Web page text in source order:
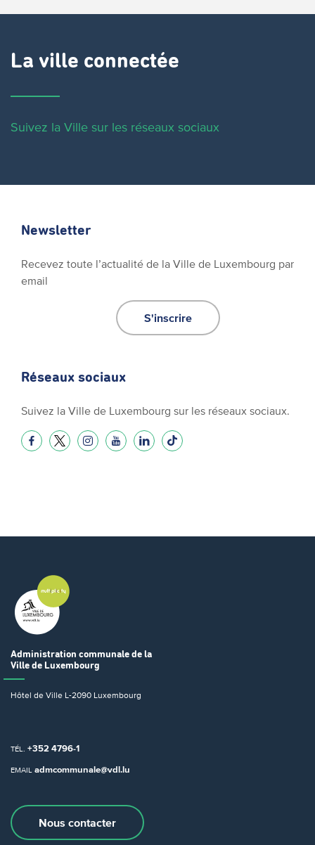
La ville connectée
Suivez la Ville sur les réseaux sociaux
Newsletter
Recevez toute l’actualité de la Ville de Luxembourg par
email
S'inscrire
Réseaux sociaux
Suivez la Ville de Luxembourg sur les réseaux sociaux.
Administration communale de la
Ville de Luxembourg
Hôtel de Ville L-2090 Luxembourg
TÉL. +352 4796-1
EMAIL admcommunale@vdl.lu
Nous contacter